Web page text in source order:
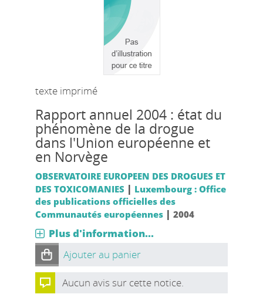
texte imprimé
Rapport annuel 2004 : état du
phénomène de la drogue
dans l'Union européenne et
en Norvège
OBSERVATOIRE EUROPEEN DES DROGUES ET
DES TOXICOMANIES | Luxembourg : Office
des publications officielles des
Communautés européennes| 2004
Plus d'information...
Ajouter au panier
Aucun avis sur cette notice.